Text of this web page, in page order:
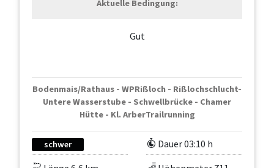
Aktuelle Bedingung:
Gut
Bodenmais/Rathaus - WPRißloch - Rißlochschlucht-
Untere Wasserstube - Schwellbrücke - Chamer
Hütte - Kl. ArberTrailrunning
schwer
Dauer 03:10 h